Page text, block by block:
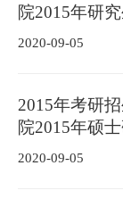
院2015年研
2020-09-05
2015年考研
院2015年硕
2020-09-05